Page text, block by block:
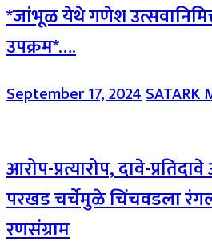
*जांभूळ येथे गणेश
उपक्रम*….
September 17, 2024SATARK
आरोप-प्रत्यारोप, दावे-
परखड चर्चेमुळे चिंचवडला
रणसंग्राम